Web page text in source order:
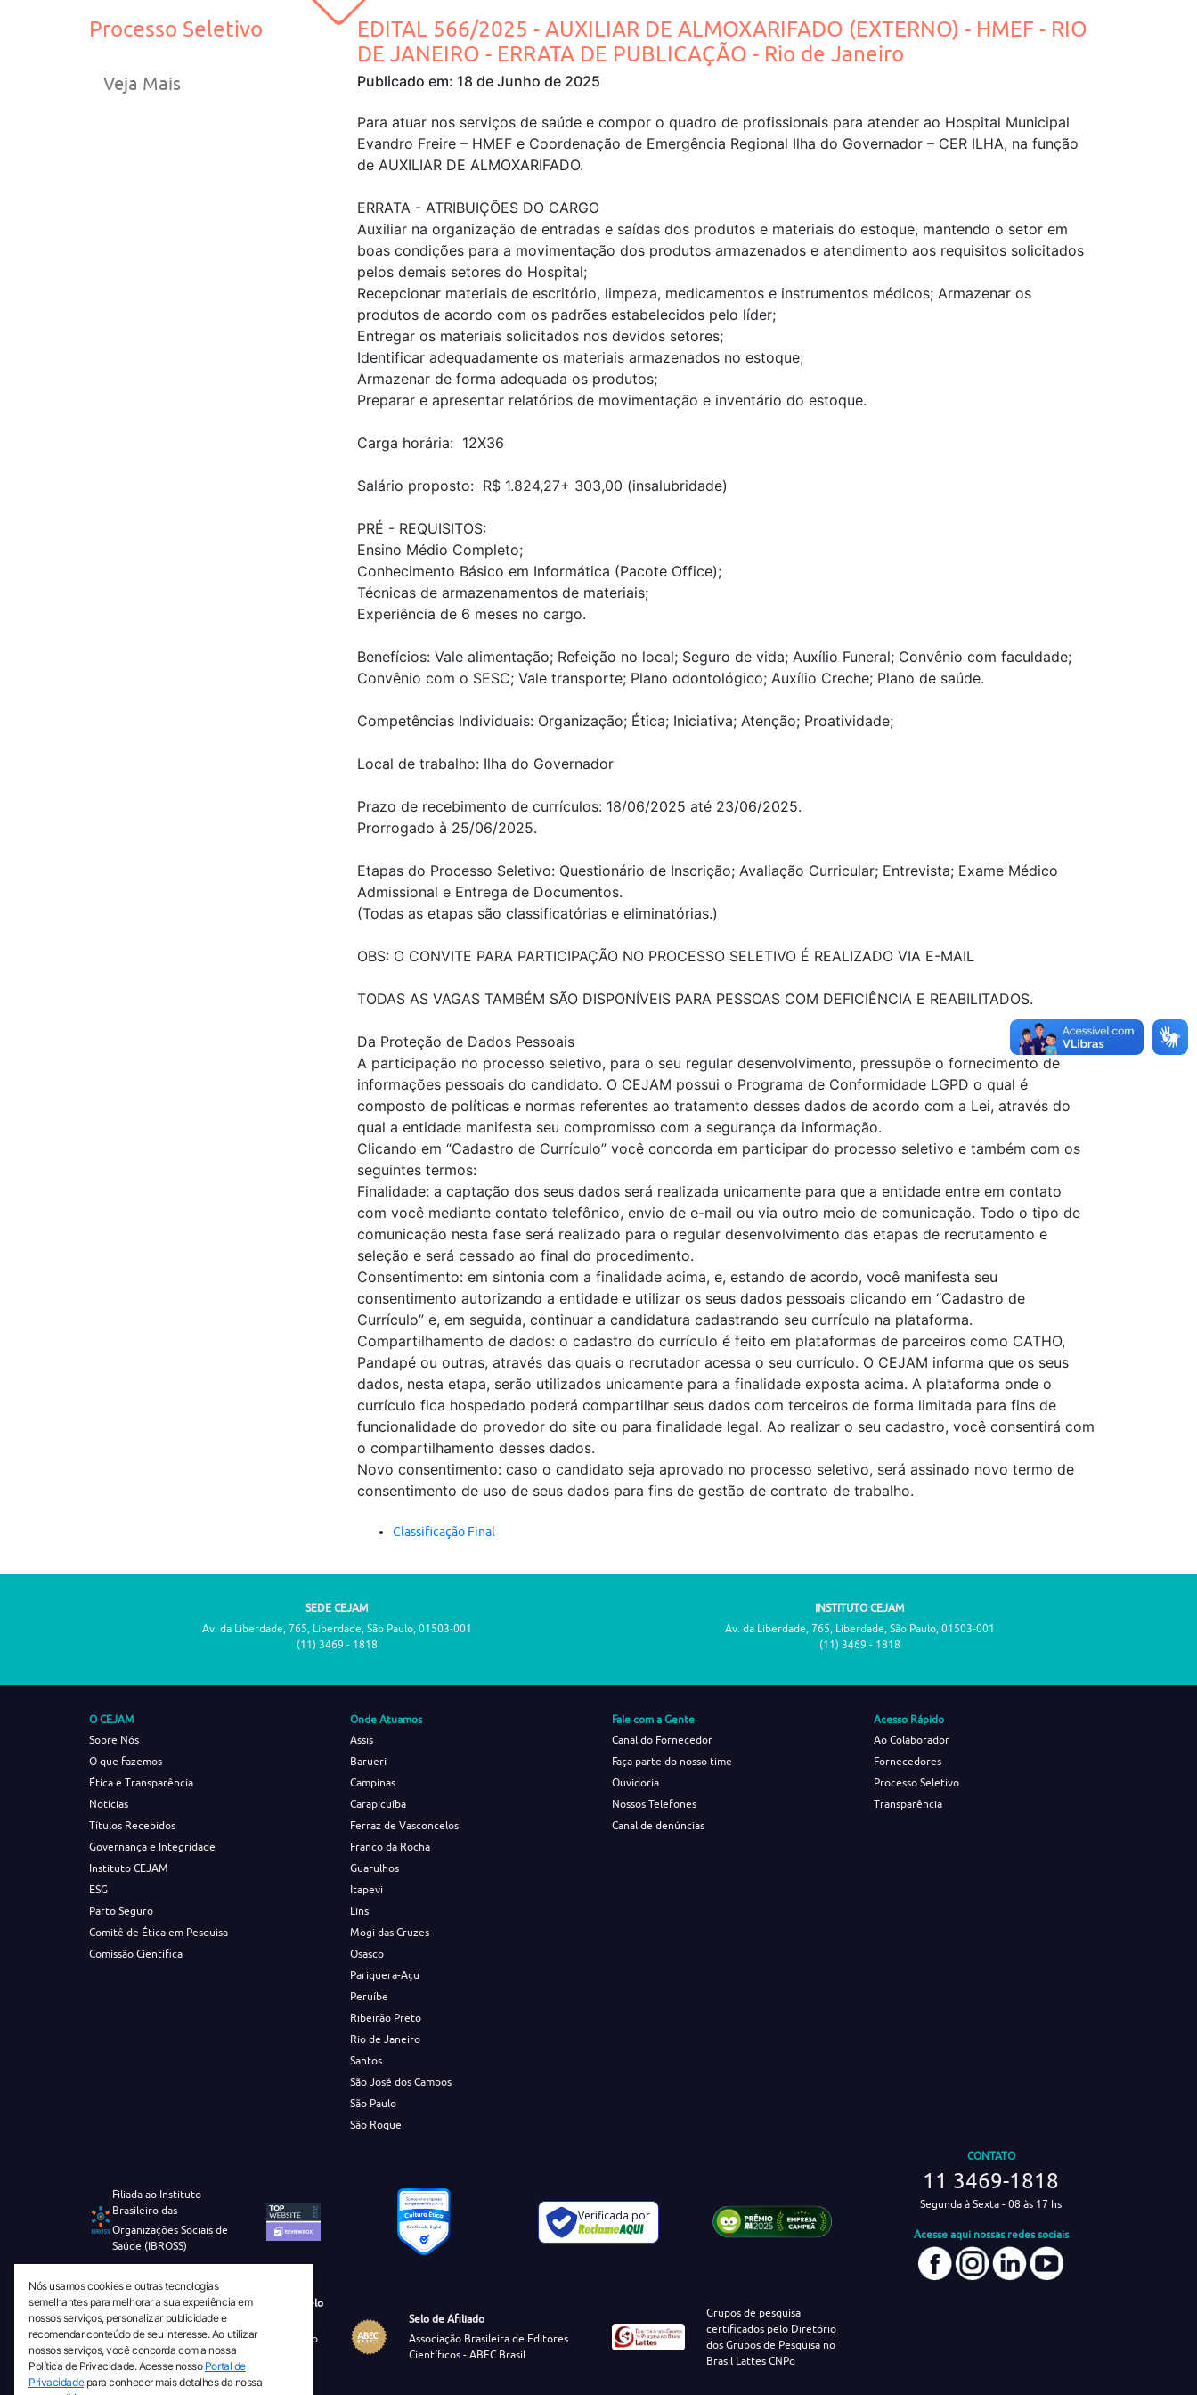
Processo Seletivo
Veja Mais
EDITAL 566/2025 - AUXILIAR DE ALMOXARIFADO (EXTERNO) - HMEF - RIO
DE JANEIRO - ERRATA DE PUBLICAÇÃO - Rio de Janeiro
Publicado em: 18 de Junho de 2025
Para atuar nos serviços de saúde e compor o quadro de profissionais para atender ao Hospital Municipal
Evandro Freire – HMEF e Coordenação de Emergência Regional Ilha do Governador – CER ILHA, na função
de AUXILIAR DE ALMOXARIFADO.
ERRATA - ATRIBUIÇÕES DO CARGO
Auxiliar na organização de entradas e saídas dos produtos e materiais do estoque, mantendo o setor em
boas condições para a movimentação dos produtos armazenados e atendimento aos requisitos solicitados
pelos demais setores do Hospital;
Recepcionar materiais de escritório, limpeza, medicamentos e instrumentos médicos; Armazenar os
produtos de acordo com os padrões estabelecidos pelo líder;
Entregar os materiais solicitados nos devidos setores;
Identificar adequadamente os materiais armazenados no estoque;
Armazenar de forma adequada os produtos;
Preparar e apresentar relatórios de movimentação e inventário do estoque.
Carga horária: 12X36
Salário proposto: R$ 1.824,27+ 303,00 (insalubridade)
PRÉ - REQUISITOS:
Ensino Médio Completo;
Conhecimento Básico em Informática (Pacote Office);
Técnicas de armazenamentos de materiais;
Experiência de 6 meses no cargo.
Benefícios: Vale alimentação; Refeição no local; Seguro de vida; Auxílio Funeral; Convênio com faculdade;
Convênio com o SESC; Vale transporte; Plano odontológico; Auxílio Creche; Plano de saúde.
Competências Individuais: Organização; Ética; Iniciativa; Atenção; Proatividade;
Local de trabalho: Ilha do Governador
Prazo de recebimento de currículos: 18/06/2025 até 23/06/2025.
Prorrogado à 25/06/2025.
Etapas do Processo Seletivo: Questionário de Inscrição; Avaliação Curricular; Entrevista; Exame Médico
Admissional e Entrega de Documentos.
(Todas as etapas são classificatórias e eliminatórias.)
OBS: O CONVITE PARA PARTICIPAÇÃO NO PROCESSO SELETIVO É REALIZADO VIA E-MAIL
TODAS AS VAGAS TAMBÉM SÃO DISPONÍVEIS PARA PESSOAS COM DEFICIÊNCIA E REABILITADOS.
Da Proteção de Dados Pessoais
A participação no processo seletivo, para o seu regular desenvolvimento, pressupõe o fornecimento de
informações pessoais do candidato. O CEJAM possui o Programa de Conformidade LGPD o qual é
composto de políticas e normas referentes ao tratamento desses dados de acordo com a Lei, através do
qual a entidade manifesta seu compromisso com a segurança da informação.
Clicando em “Cadastro de Currículo” você concorda em participar do processo seletivo e também com os
seguintes termos:
Finalidade: a captação dos seus dados será realizada unicamente para que a entidade entre em contato
com você mediante contato telefônico, envio de e-mail ou via outro meio de comunicação. Todo o tipo de
comunicação nesta fase será realizado para o regular desenvolvimento das etapas de recrutamento e
seleção e será cessado ao final do procedimento.
Consentimento: em sintonia com a finalidade acima, e, estando de acordo, você manifesta seu
consentimento autorizando a entidade e utilizar os seus dados pessoais clicando em “Cadastro de
Currículo” e, em seguida, continuar a candidatura cadastrando seu currículo na plataforma.
Compartilhamento de dados: o cadastro do currículo é feito em plataformas de parceiros como CATHO,
Pandapé ou outras, através das quais o recrutador acessa o seu currículo. O CEJAM informa que os seus
dados, nesta etapa, serão utilizados unicamente para a finalidade exposta acima. A plataforma onde o
currículo fica hospedado poderá compartilhar seus dados com terceiros de forma limitada para fins de
funcionalidade do provedor do site ou para finalidade legal. Ao realizar o seu cadastro, você consentirá com
o compartilhamento desses dados.
Novo consentimento: caso o candidato seja aprovado no processo seletivo, será assinado novo termo de
consentimento de uso de seus dados para fins de gestão de contrato de trabalho.
Classificação Final
SEDE CEJAM
Av. da Liberdade, 765, Liberdade, São Paulo, 01503-001
(11) 3469 - 1818
INSTITUTO CEJAM
Av. da Liberdade, 765, Liberdade, São Paulo, 01503-001
(11) 3469 - 1818
O CEJAM
Sobre Nós
O que fazemos
Ética e Transparência
Notícias
Títulos Recebidos
Governança e Integridade
Instituto CEJAM
ESG
Parto Seguro
Comitê de Ética em Pesquisa
Comissão Científica
Onde Atuamos
Assis
Barueri
Campinas
Carapicuíba
Ferraz de Vasconcelos
Franco da Rocha
Guarulhos
Itapevi
Lins
Mogi das Cruzes
Osasco
Pariquera-Açu
Peruíbe
Ribeirão Preto
Rio de Janeiro
Santos
São José dos Campos
São Paulo
São Roque
Fale com a Gente
Canal do Fornecedor
Faça parte do nosso time
Ouvidoria
Nossos Telefones
Canal de denúncias
Acesso Rápido
Ao Colaborador
Fornecedores
Processo Seletivo
Transparência
Filiada ao Instituto
Brasileiro das
Organizações Sociais de
Saúde (IBROSS)
Verificada por
CONTATO
11 3469-1818
Segunda à Sexta - 08 às 17 hs
Acesse aqui nossas redes sociais
Revista Tecnico-Cientifica CEJAM Selo
Diamante de Ciência Aberta
Diretório Migulim Instituto Brasileiro
de Informação em Ciência e
Tecnologia - IBICT
Selo de Afiliado
Associação Brasileira de Editores
Científicos - ABEC Brasil
Grupos de pesquisa
certificados pelo Diretório
dos Grupos de Pesquisa no
Brasil Lattes CNPq
Nós usamos cookies e outras tecnologias
semelhantes para melhorar a sua experiência em
nossos serviços, personalizar publicidade e
recomendar conteúdo de seu interesse. Ao utilizar
nossos serviços, você concorda com a nossa
Política de Privacidade. Acesse nosso Portal de
Privacidadepara conhecer mais detalhes da nossa